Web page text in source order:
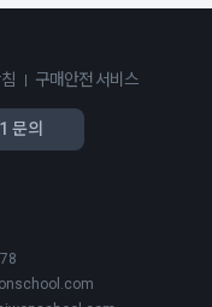
구매안전 서비스
문의